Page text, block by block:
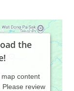
the
content
review